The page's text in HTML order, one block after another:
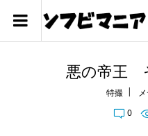
悪の帝王
特撮
0